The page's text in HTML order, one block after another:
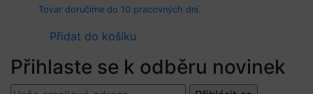
Tovar doručíme do 10 pracovných dní.
Přidat do košíku
Přihlaste se k odběru novinek